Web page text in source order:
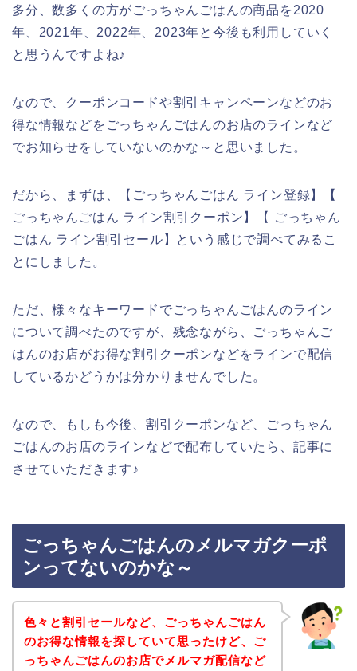
多分、数多くの方がごっちゃんごはんの商品を2020
年、2021年、2022年、2023年と今後も利用していく
と思うんですよね♪
なので、クーポンコードや割引キャンペーンなどのお
得な情報などをごっちゃんごはんのお店のラインなど
でお知らせをしていないのかな～と思いました。
だから、まずは、【ごっちゃんごはん ライン登録】【
ごっちゃんごはん ライン割引クーポン】【 ごっちゃん
ごはん ライン割引セール】という感じで調べてみるこ
とにしました。
ただ、様々なキーワードでごっちゃんごはんのライン
について調べたのですが、残念ながら、ごっちゃんご
はんのお店がお得な割引クーポンなどをラインで配信
しているかどうかは分かりませんでした。
なので、もしも今後、割引クーポンなど、ごっちゃん
ごはんのお店のラインなどで配布していたら、記事に
させていただきます♪
ごっちゃんごはんのメルマガクーポ
ンってないのかな～
色々と割引セールなど、ごっちゃんごはん
のお得な情報を探していて思ったけど、ご
っちゃんごはんのお店でメルマガ配信など